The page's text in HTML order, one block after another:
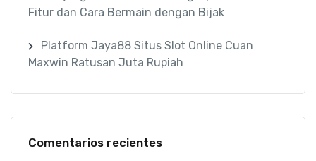
Fitur dan Cara Bermain dengan Bijak
Platform Jaya88 Situs Slot Online Cuan
Maxwin Ratusan Juta Rupiah
Comentarios recientes